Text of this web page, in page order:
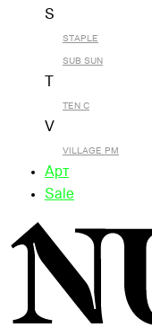
S
STAPLE
SUB SUN
TEN C
V
VILLAGE PM
Арт
Sale